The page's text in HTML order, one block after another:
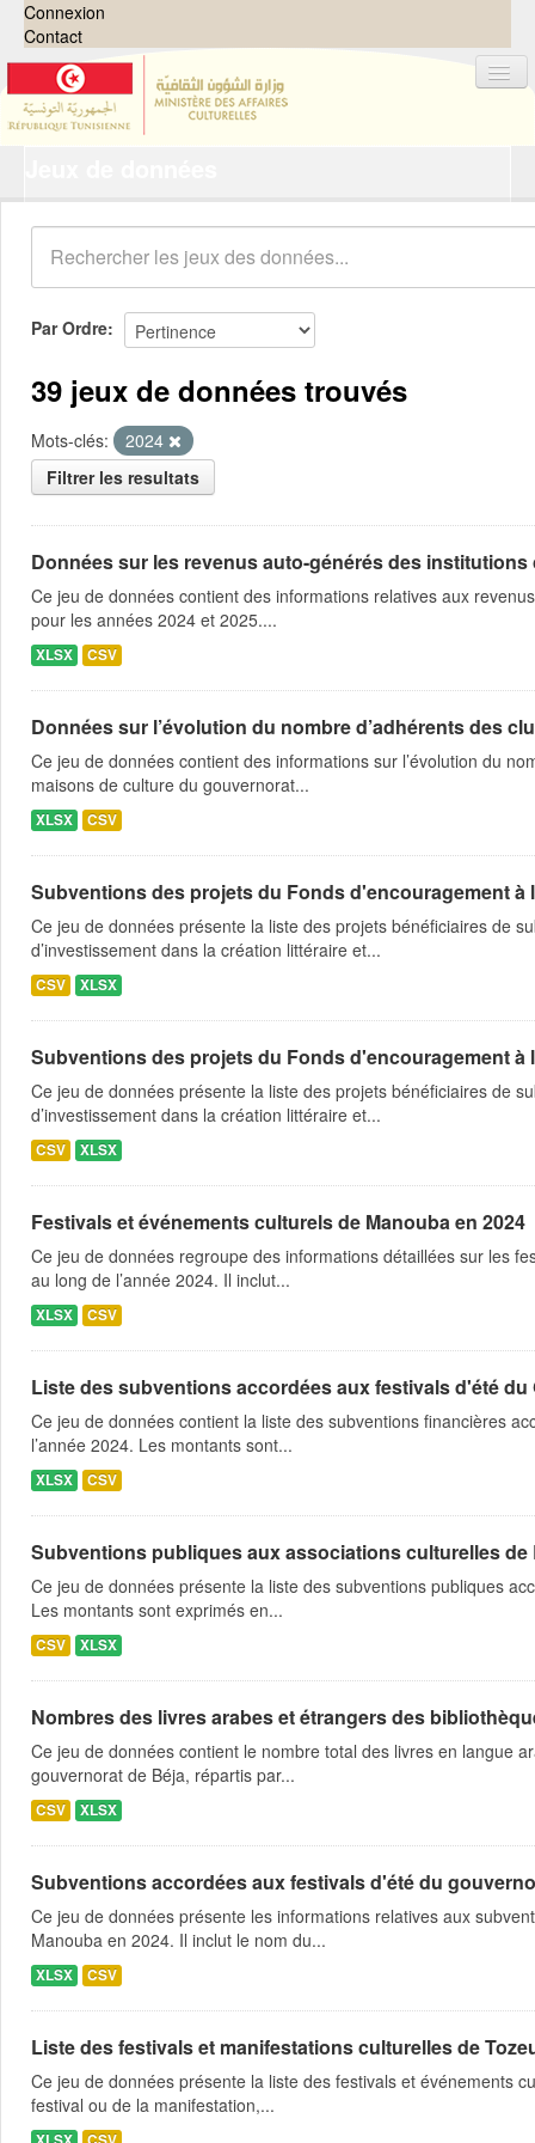
Connexion
Contact
Organisations
Groupes
Demandes 0
À propos
Par Ordre
39 jeux de données trouvés
Mots-clés:
2024
Filtrer les resultats
Données sur les revenus auto-générés des institutions
Ce jeu de données contient des informations relatives aux
pour les années 2024 et 2025....
XLSX CSV
Données sur l’évolution du nombre d’adhérents des
Ce jeu de données contient des informations sur l’évolution du
maisons de culture du gouvernorat...
XLSX CSV
Subventions des projets du Fonds d'encouragement à
Ce jeu de données présente la liste des projets bénéficiaires de
d’investissement dans la création littéraire et...
CSV XLSX
Subventions des projets du Fonds d'encouragement à
Ce jeu de données présente la liste des projets bénéficiaires de
d’investissement dans la création littéraire et...
CSV XLSX
Festivals et événements culturels de Manouba en 2024
Ce jeu de données regroupe des informations détaillées sur les
au long de l’année 2024. Il inclut...
XLSX CSV
Liste des subventions accordées aux festivals d'été du
Ce jeu de données contient la liste des subventions financières
l’année 2024. Les montants sont...
XLSX CSV
Subventions publiques aux associations culturelles de
Ce jeu de données présente la liste des subventions publiques
Les montants sont exprimés en...
CSV XLSX
Nombres des livres arabes et étrangers des
Ce jeu de données contient le nombre total des livres en langue
gouvernorat de Béja, répartis par...
CSV XLSX
Subventions accordées aux festivals d'été du
Ce jeu de données présente les informations relatives aux
Manouba en 2024. Il inclut le nom du...
XLSX CSV
Liste des festivals et manifestations culturelles de
Ce jeu de données présente la liste des festivals et événements
festival ou de la manifestation,...